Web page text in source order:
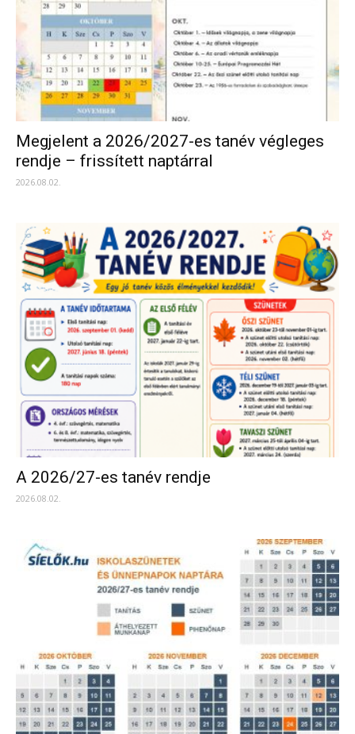
Megjelent a 2026/2027-es tanév végleges
rendje – frissített naptárral
2026.08.02.
A 2026/27-es tanév rendje
2026.08.02.